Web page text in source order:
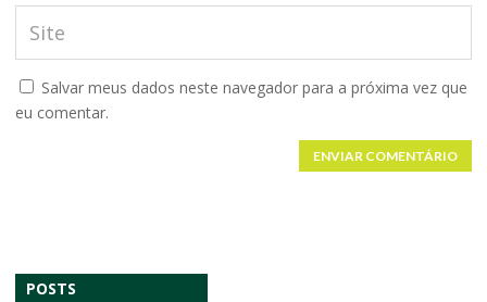
Salvar meus dados neste navegador para a próxima vez que
eu comentar.
ENVIAR COMENTÁRIO
POSTS